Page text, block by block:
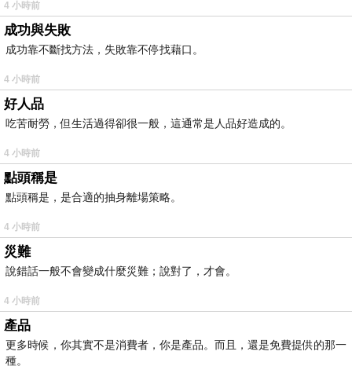
4 小時前
成功與失敗
成功靠不斷找方法，失敗靠不停找藉口。
4 小時前
好人品
吃苦耐勞，但生活過得卻很一般，這通常是人品好造成的。
4 小時前
點頭稱是
點頭稱是，是合適的抽身離場策略。
4 小時前
災難
說錯話一般不會變成什麼災難；說對了，才會。
4 小時前
產品
更多時候，你其實不是消費者，你是產品。而且，還是免費提供的那一
種。